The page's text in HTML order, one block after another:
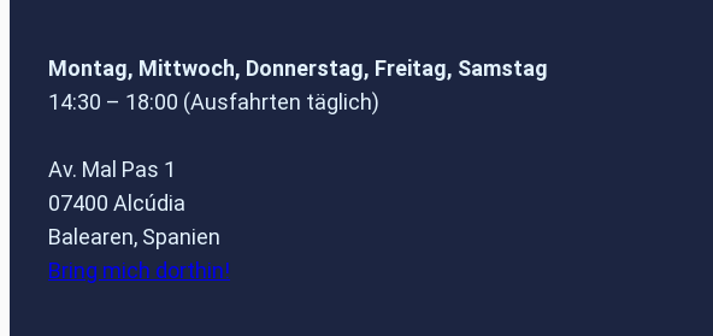
Montag, Mittwoch, Donnerstag, Freitag, Samstag
14:30 – 18:00 (Ausfahrten täglich)
Av. Mal Pas 1
07400 Alcúdia
Balearen, Spanien
Bring mich dorthin!